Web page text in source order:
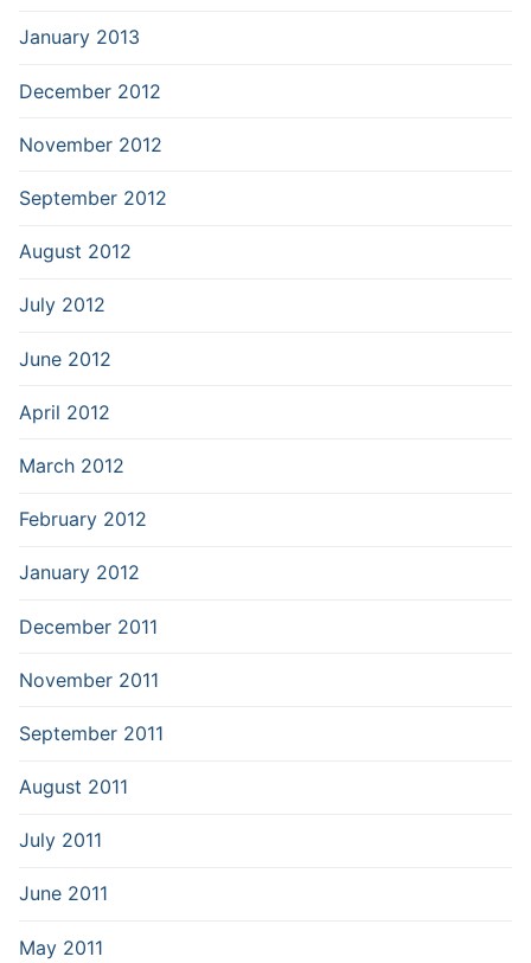
January 2013
December 2012
November 2012
September 2012
August 2012
July 2012
June 2012
April 2012
March 2012
February 2012
January 2012
December 2011
November 2011
September 2011
August 2011
July 2011
June 2011
May 2011